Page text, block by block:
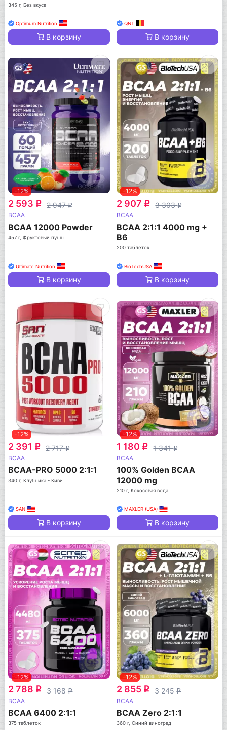
345 г, Без вкуса
Optimum Nutrition
В корзину
QNT
В корзину
-12%
2 593 q 2 947q
BCAA
BCAA 12000 Powder
457 г, Фруктовый пунш
Ultimate Nutrition
В корзину
-12%
2 907 q 3 303q
BCAA
BCAA 2:1:1 4000 mg +
B6
200 таблеток
BioTechUSA
В корзину
-12%
2 391 q 2 717q
BCAA
BCAA-PRO 5000 2:1:1
340 г, Клубника - Киви
SAN
В корзину
-12%
1 180 q 1 341q
BCAA
100% Golden BCAA
12000 mg
210 г, Кокосовая вода
MAXLER (USA)
В корзину
-12%
2 788 q 3 168q
BCAA
BCAA 6400 2:1:1
375 таблеток
-12%
2 855 q 3 245q
BCAA
BCAA Zero 2:1:1
360 г, Синий виноград